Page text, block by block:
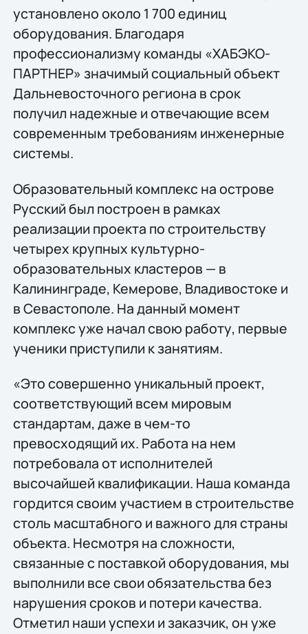
установлено около 1 700 единиц
оборудования. Благодаря
профессионализму команды «ХАБЭКО-
ПАРТНЕР» значимый социальный объект
Дальневосточного региона в срок
получил надежные и отвечающие всем
современным требованиям инженерные
системы.
Образовательный комплекс на острове
Русский был построен в рамках
реализации проекта по строительству
четырех крупных культурно-
образовательных кластеров — в
Калининграде, Кемерове, Владивостоке и
в Севастополе. На данный момент
комплекс уже начал свою работу, первые
ученики приступили к занятиям.
«Это совершенно уникальный проект,
соответствующий всем мировым
стандартам, даже в чем-то
превосходящий их. Работа на нем
потребовала от исполнителей
высочайшей квалификации. Наша команда
гордится своим участием в строительстве
столь масштабного и важного для страны
объекта. Несмотря на сложности,
связанные с поставкой оборудования, мы
выполнили все свои обязательства без
нарушения сроков и потери качества.
Отметил наши успехи и заказчик, он уже